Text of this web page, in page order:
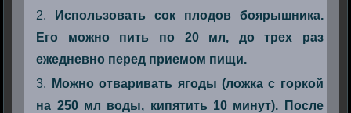
Использовать сок плодов боярышника.
Его можно пить по 20 мл, до трех раз
ежедневно перед приемом пищи.
Можно отваривать ягоды (ложка с горкой
на 250 мл воды, кипятить 10 минут). После